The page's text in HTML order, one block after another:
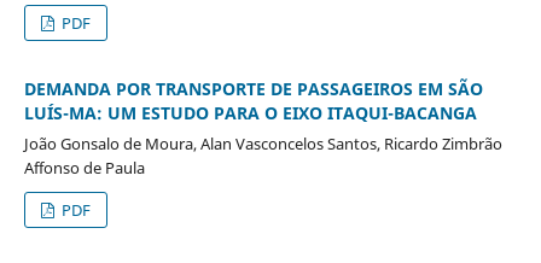
PDF
DEMANDA POR TRANSPORTE DE PASSAGEIROS EM SÃO
LUÍS-MA: UM ESTUDO PARA O EIXO ITAQUI-BACANGA
João Gonsalo de Moura, Alan Vasconcelos Santos, Ricardo Zimbrão
Affonso de Paula
PDF